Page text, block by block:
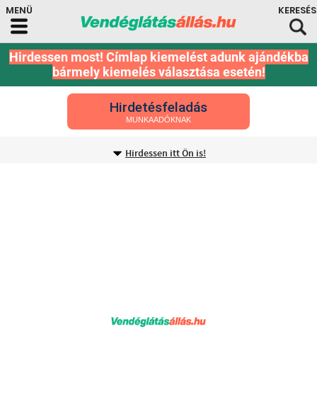
Hirdessen most! Címlap kiemelést adunk ajándékba
bármely kiemelés választása esetén!
Hirdetésfeladás
MUNKAADÓKNAK
Hirdessen itt Ön is!